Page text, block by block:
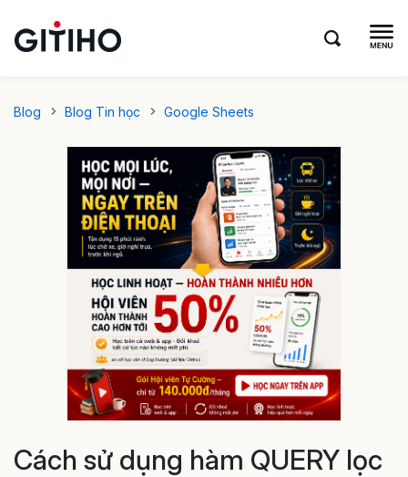
Blog Blog Tin học Google Sheets
Cách sử dụng hàm QUERY lọc